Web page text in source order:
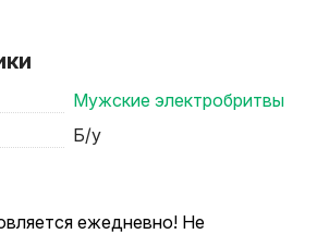
Мужские электробритвы
Б/у
ежедневно! Не